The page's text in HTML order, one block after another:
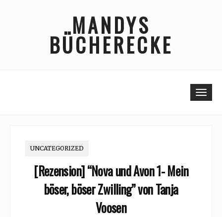
MANDYS
BÜCHERECKE
UNCATEGORIZED
[Rezension] “Nova und Avon 1- Mein
böser, böser Zwilling” von Tanja
Voosen